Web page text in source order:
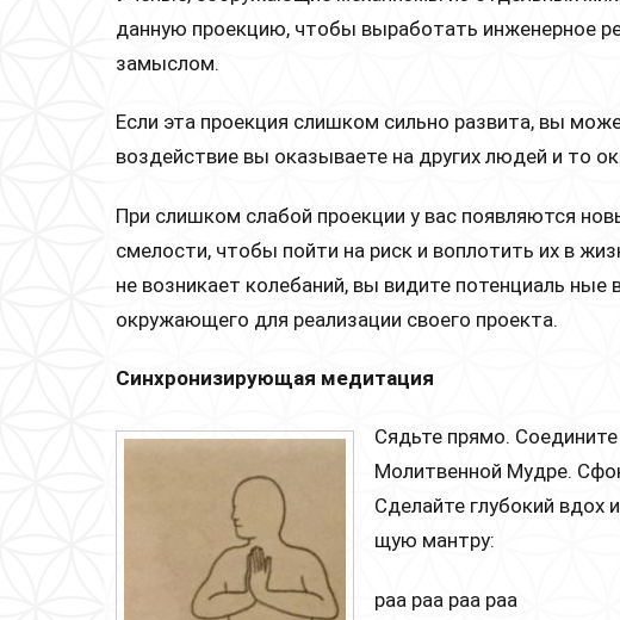
данную проекцию, чтобы выработать инженерное
замыслом.
Если эта проекция слишком сильно развита, вы
воздействие вы оказываете на других людей и то
При слишком слабой проекции у вас появляются
смелости, чтобы пойти на риск и воплотить их в
не возникает колебаний, вы видите потенциаль
окружающего для реализации своего проекта.
Синхронизирующая медитация
Сядьте прямо.
Молитвенной Мудре.
Сделайте глубокий вдох
щую мантру:
paa paa paa pаа